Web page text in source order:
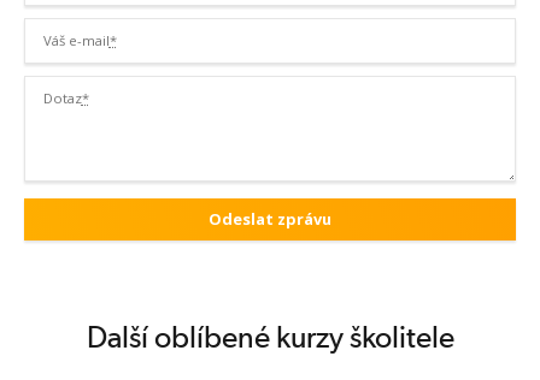
Váš e-mail*
Dotaz*
Další oblíbené kurzy školitele